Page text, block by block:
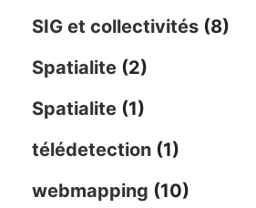
SIG et collectivités (8)
Spatialite (2)
Spatialite (1)
télédetection (1)
webmapping (10)